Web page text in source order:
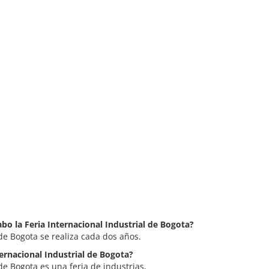
la Feria Internacional Industrial de Bogota?
Bogota se realiza cada dos años.
Industrial de Bogota?
Bogota es una feria de industrias,